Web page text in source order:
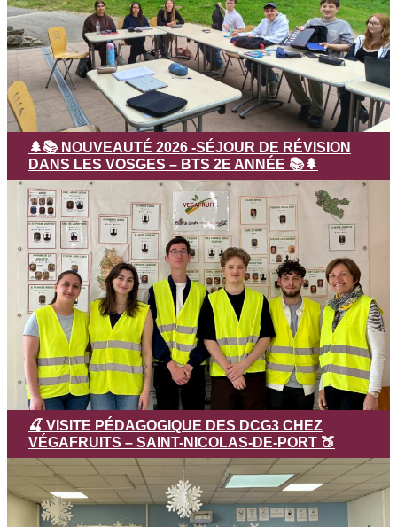
🌲📚 NOUVEAUTÉ 2026 -SÉJOUR DE RÉVISION
DANS LES VOSGES – BTS 2E ANNÉE 📚🌲
🍒 VISITE PÉDAGOGIQUE DES DCG3 CHEZ
VÉGAFRUITS – SAINT-NICOLAS-DE-PORT 🍑